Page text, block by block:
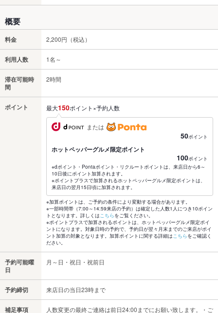
概要
料金 2,200円（税込）
利用人数 1名～
滞在可能時
間
2時間
ポイント 最大150ポイント×予約人数
または
50ポイント
ホットペッパーグルメ限定ポイント
100ポイント
※dポイント・Pontaポイント・リクルートポイントは、来店日から6～
10日後にポイント加算されます。
※ポイントプラスで加算されるホットペッパーグルメ限定ポイントは、
来店日の翌月15日頃に加算されます。
※加算ポイントは、ご予約の条件により変動する場合があります。
※一部時間帯（7:00～14:59来店の予約）は確定した人数1人につき10ポイン
トとなります。詳しくはこちらをご覧ください。
※ポイントプラスで加算されるポイントは、ホットペッパーグルメ限定ポイ
ントになります。対象日時の予約で、予約日が翌々月末までのご来店がポイ
ント加算の対象となります。加算ポイントに関する詳細はこちらをご確認く
ださい。
予約可能曜
日
月～日・祝日・祝前日
予約締切 来店日の当日23時まで
補足事項
人数変更の最終ご連絡は前日24:00までにお願い致します。・ご